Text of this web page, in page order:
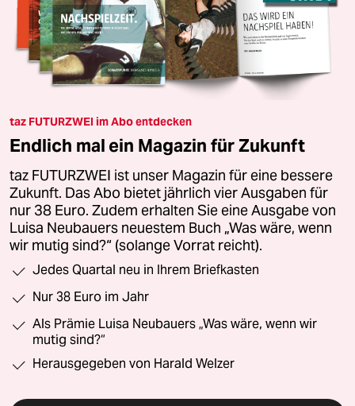
taz FUTURZWEI im Abo entdecken
Endlich mal ein Magazin für Zukunft
taz FUTURZWEI ist unser Magazin für eine bessere
Zukunft. Das Abo bietet jährlich vier Ausgaben für
nur 38 Euro. Zudem erhalten Sie eine Ausgabe von
Luisa Neubauers neuestem Buch „Was wäre, wenn
wir mutig sind?“ (solange Vorrat reicht).
Jedes Quartal neu in Ihrem Briefkasten
Nur 38 Euro im Jahr
Als Prämie Luisa Neubauers „Was wäre, wenn wir
mutig sind?“
Herausgegeben von Harald Welzer